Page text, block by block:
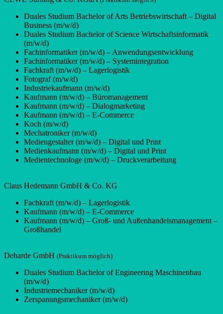
Duales Studium Bachelor of Arts Betriebswirtschaft – Digital
Business (m/w/d)
Duales Studium Bachelor of Science Wirtschaftsinformatik
(m/w/d)
Fachinformatiker (m/w/d) – Anwendungsentwicklung
Fachinformatiker (m/w/d) – Systemintegration
Fachkraft (m/w/d) – Lagerlogistik
Fotograf (m/w/d)
Industriekaufmann (m/w/d)
Kaufmann (m/w/d) – Büromanagement
Kaufmann (m/w/d) – Dialogmarketing
Kaufmann (m/w/d) – E-Commerce
Koch (m/w/d)
Mechatroniker (m/w/d)
Mediengestalter (m/w/d) – Digital und Print
Medienkaufmann (m/w/d) – Digital und Print
Medientechnologe (m/w/d) – Druckverarbeitung
Claus Hedemann GmbH & Co. KG
Fachkraft (m/w/d) – Lagerlogistik
Kaufmann (m/w/d) – E-Commerce
Kaufmann (m/w/d) – Groß- und Außenhandelsmanagement –
Großhandel
Deharde GmbH (Praktikum möglich)
Duales Studium Bachelor of Engineering Maschinenbau
(m/w/d)
Industriemechaniker (m/w/d)
Zerspanungsmechaniker (m/w/d)